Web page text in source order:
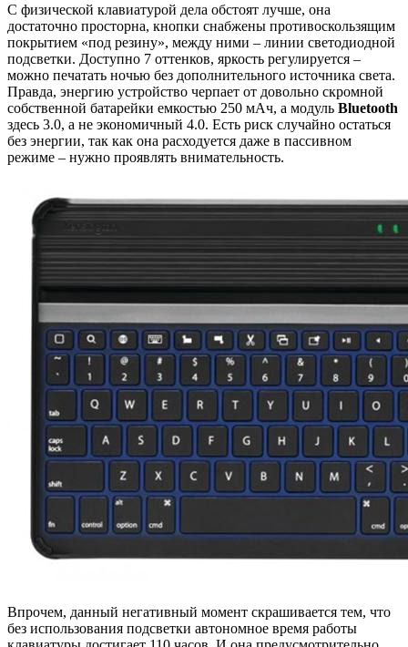
С физической клавиатурой дела обстоят лучше, она
достаточно просторна, кнопки снабжены противоскользящим
покрытием «под резину», между ними – линии светодиодной
подсветки. Доступно 7 оттенков, яркость регулируется –
можно печатать ночью без дополнительного источника света.
Правда, энергию устройство черпает от довольно скромной
собственной батарейки емкостью 250 мАч, а модуль Bluetooth
здесь 3.0, а не экономичный 4.0. Есть риск случайно остаться
без энергии, так как она расходуется даже в пассивном
режиме – нужно проявлять внимательность.
Впрочем, данный негативный момент скрашивается тем, что
без использования подсветки автономное время работы